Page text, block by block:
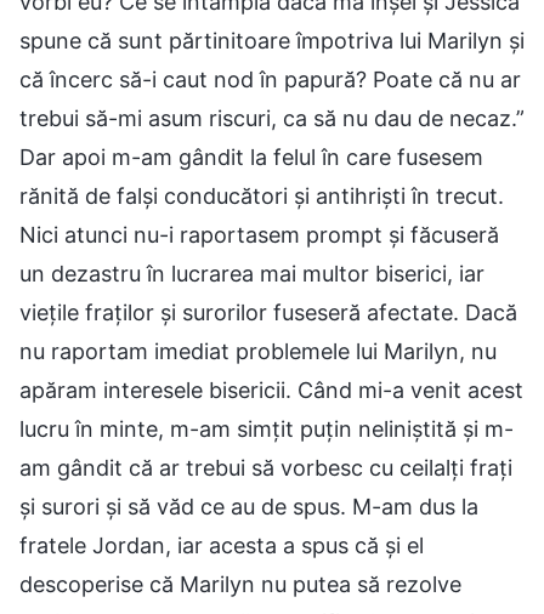
spune că sunt părtinitoare împotriva lui Marilyn și
că încerc să-i caut nod în papură? Poate că nu ar
trebui să-mi asum riscuri, ca să nu dau de necaz.”
Dar apoi m-am gândit la felul în care fusesem
rănită de falși conducători și antihriști în trecut.
Nici atunci nu-i raportasem prompt și făcuseră
un dezastru în lucrarea mai multor biserici, iar
viețile fraților și surorilor fuseseră afectate. Dacă
nu raportam imediat problemele lui Marilyn, nu
apăram interesele bisericii. Când mi-a venit acest
lucru în minte, m-am simțit puțin neliniștită și m-
am gândit că ar trebui să vorbesc cu ceilalți frați
și surori și să văd ce au de spus. M-am dus la
fratele Jordan, iar acesta a spus că și el
descoperise că Marilyn nu putea să rezolve